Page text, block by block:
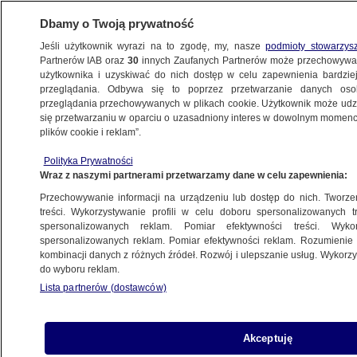
BIZNES
Z KRAJU
odwołany
29.02.2024, 06:27
Udostępnij
Dbamy o Twoją prywatność
Jeśli użytkownik wyrazi na to zgodę, my, naszepodmioty
Partnerów IAB oraz30 innych Zaufanych Partnerów może
użytkownika i uzyskiwać do nich dostęp w celu zapewnienia
przeglądania. Odbywa się to poprzez przetwarzanie danych
przeglądania przechowywanych w plikach cookie. Użytkownik może
się przetwarzaniu w oparciu o uzasadniony interes w dowolnym
plików cookie i reklam”.
Polityka Prywatności
Wraz z naszymi partnerami przetwarzamy dane w celu zapewnienia:
Przechowywanie informacji na urządzeniu lub dostęp do nich.
treści. Wykorzystywanie profili w celu doboru spersonalizowanych
spersonalizowanych reklam. Pomiar efektywności treści.
spersonalizowanych reklam. Pomiar efektywności reklam.
kombinacji danych z różnych źródeł. Rozwój i ulepszanie usług.
do wyboru reklam.
Lista partnerów (dostawców)
Akceptuję